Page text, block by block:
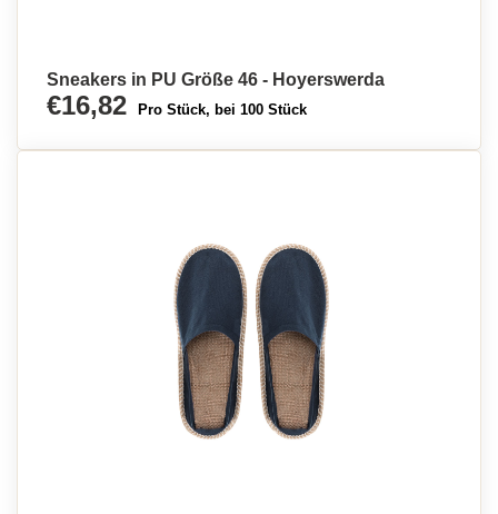
Sneakers in PU Größe 46 - Hoyerswerda
€16,82 Pro Stück, bei 100 Stück